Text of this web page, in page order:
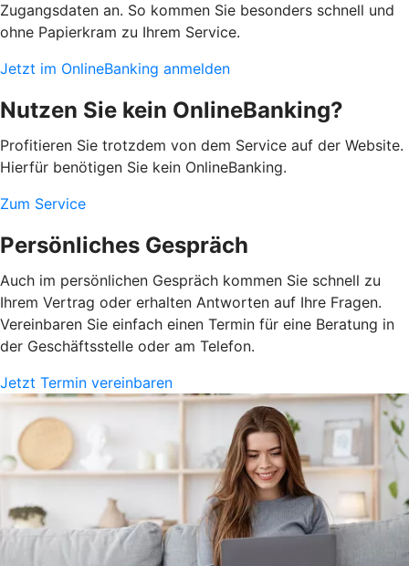
Zugangsdaten an. So kommen Sie besonders schnell und
ohne Papierkram zu Ihrem Service.
Jetzt im OnlineBanking anmelden
Nutzen Sie kein OnlineBanking?
Profitieren Sie trotzdem von dem Service auf der Website.
Hierfür benötigen Sie kein OnlineBanking.
Zum Service
Persönliches Gespräch
Auch im persönlichen Gespräch kommen Sie schnell zu
Ihrem Vertrag oder erhalten Antworten auf Ihre Fragen.
Vereinbaren Sie einfach einen Termin für eine Beratung in
der Geschäftsstelle oder am Telefon.
Jetzt Termin vereinbaren